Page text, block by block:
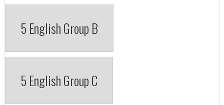
5 English Group B
5 English Group C